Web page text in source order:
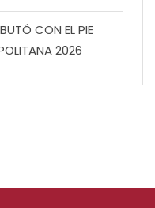
CON EL PIE
2026